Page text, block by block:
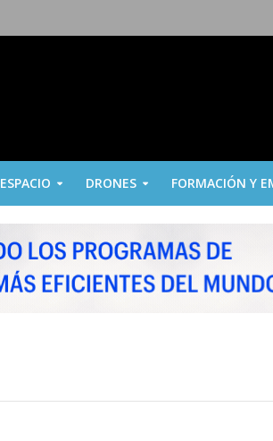
ESPACIO DRONES FORMACIÓN Y